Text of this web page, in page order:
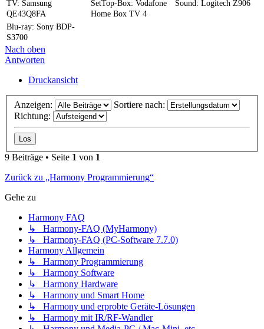
TV: Samsung
QE43Q8FA
SetTop-Box: Vodafone
Home Box TV 4
Sound: Logitech Z906
Blu-ray: Sony BDP-
S3700
Nach oben
Antworten
Druckansicht
Anzeigen:
Sortiere nach:
Richtung:
9 Beiträge • Seite 1 von 1
Zurück zu „Harmony Programmierung“
Gehe zu
Harmony FAQ
↳ Harmony-FAQ (MyHarmony)
↳ Harmony-FAQ (PC-Software 7.7.0)
Harmony Allgemein
↳ Harmony Programmierung
↳ Harmony Software
↳ Harmony Hardware
↳ Harmony und Smart Home
↳ Harmony und erprobte Geräte-Lösungen
↳ Harmony mit IR/RF-Wandler